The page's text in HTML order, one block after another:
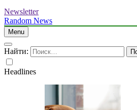
Newsletter
Random News
Menu
Найти:
Headlines